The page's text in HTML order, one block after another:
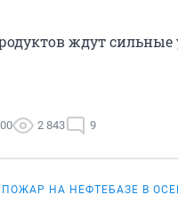
ждут сильные
2 843 9
ПОЖАР НА НЕФТЕБАЗЕ В